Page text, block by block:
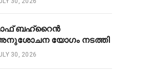
ബഹ്റൈൻ
യോഗം നടത്തി
30, 2026